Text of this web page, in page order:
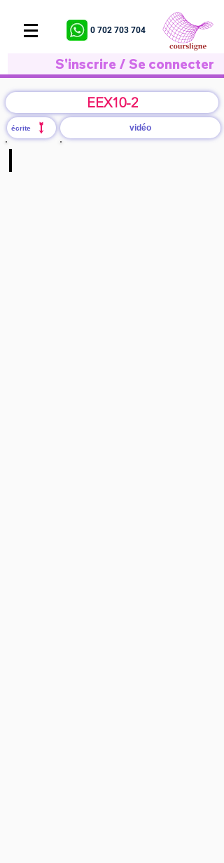
0 702 703 704
S'inscrire / Se connecter
EEX10-2
écrite vidéo